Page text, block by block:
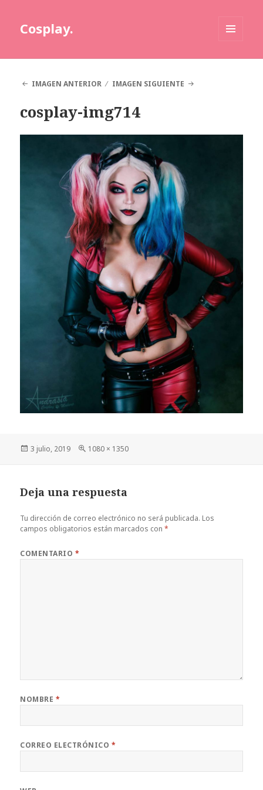
Cosplay.
IMAGEN ANTERIOR
IMAGEN SIGUIENTE
cosplay-img714
Publicado
3 julio, 2019
Tamaño
1080 × 1350
Deja una respuesta
Tu dirección de correo electrónico no será publicada. Los
campos obligatorios están marcados con*
COMENTARIO *
NOMBRE *
CORREO ELECTRÓNICO *